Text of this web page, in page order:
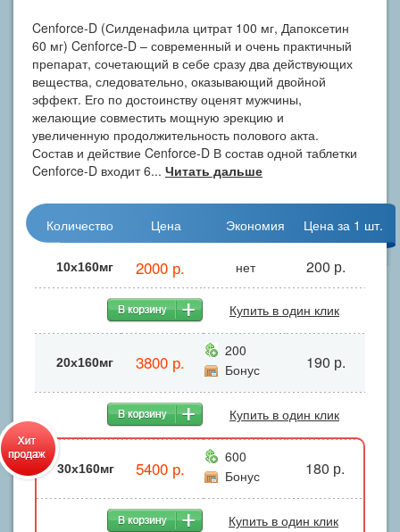
Cenforce-D (Силденафила цитрат 100 мг, Дапоксетин
60 мг) Cenforce-D – современный и очень практичный
препарат, сочетающий в себе сразу два действующих
вещества, следовательно, оказывающий двойной
эффект. Его по достоинству оценят мужчины,
желающие совместить мощную эрекцию и
увеличенную продолжительность полового акта.
Состав и действие Cenforce-D В состав одной таблетки
Cenforce-D входит 6... Читать дальше
Количество Цена Экономия Цена за 1 шт.
10x160мг 2000 р. нет 200 р.
Купить в один клик
20х160мг 3800 р.
200
Бонус
190 р.
Купить в один клик
30х160мг 5400 р.
600
Бонус
180 р.
Купить в один клик